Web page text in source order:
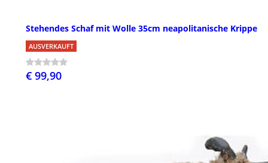
Stehendes Schaf mit Wolle 35cm neapolitanische Krippe
AUSVERKAUFT
€ 99,90